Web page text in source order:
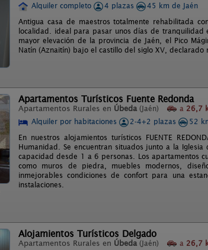
Alquiler completo
4 plazas
45 km de Jaén
Antigua casa de maestros totalmente rehabilitada
localidad. ideal para pasar unos días de tranquilidad
mayor elevación de la provincia de Jaén, el Pico
Natín (Aznaitín) bajo el castillo del siglo XV, declarado
Apartamentos Turísticos Fuente Redonda
Apartamentos Rurales en Úbeda (Jaén) a 26,7
Alquiler por habitaciones
2-4+2 plazas 52
En nuestros alojamientos turísticos FUENTE
Humanidad. Se encuentran situados junto a la
capacidad desde 1 a 6 personas. Los apartamentos
como muros de piedra, muebles modernos,
inmejorables condiciones de confort para una
instalaciones.
Alojamientos Turísticos Delgado
Apartamentos Rurales en Úbeda (Jaén) a 26,7